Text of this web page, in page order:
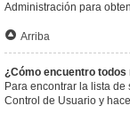
Administración para
Arriba
¿Cómo encuentro
Para encontrar la lista
Control de Usuario y